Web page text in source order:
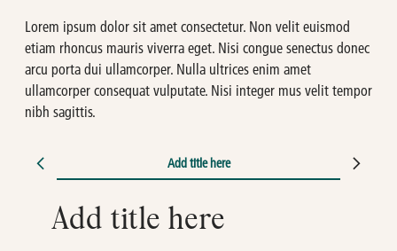
Lorem ipsum dolor sit amet consectetur. Non velit euismod
etiam rhoncus mauris viverra eget. Nisi congue senectus donec
arcu porta dui ullamcorper. Nulla ultrices enim amet
ullamcorper consequat vulputate. Nisi integer mus velit tempor
nibh sagittis.
Add title here
Add title here